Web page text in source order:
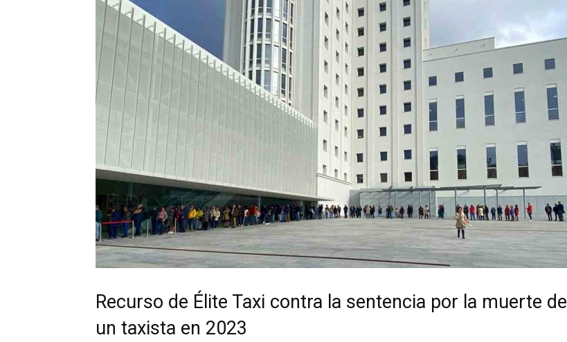
Recurso de Élite Taxi contra la sentencia por la muerte de
un taxista en 2023